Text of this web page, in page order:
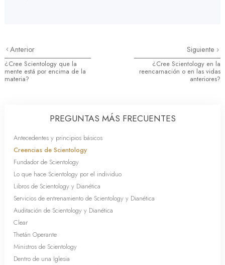
Anterior
¿Cree Scientology que la
mente está por encima de la
materia?
Siguiente
¿Cree Scientology en la
reencarnación o en las vidas
anteriores?
PREGUNTAS MÁS FRECUENTES
Antecedentes y principios básicos
Creencias de Scientology
Fundador de Scientology
Lo que hace Scientology por el individuo
Libros de Scientology y Dianética
Servicios de entrenamiento de Scientology y Dianética
Auditación de Scientology y Dianética
Clear
Thetán Operante
Ministros de Scientology
Dentro de una Iglesia